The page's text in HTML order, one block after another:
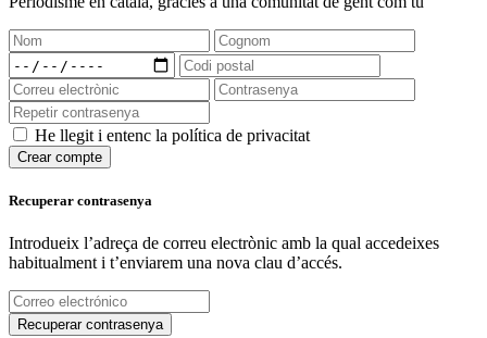
He llegit i entenc la política de privacitat
Crear compte
Recuperar contrasenya
Introdueix l’adreça de correu electrònic amb la qual accedeixes
habitualment i t’enviarem una nova clau d’accés.
Recuperar contrasenya